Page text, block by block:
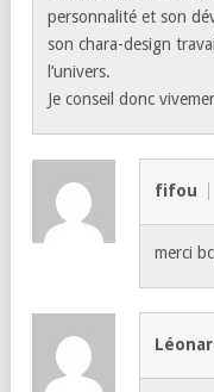
personnalité et son
son chara-design
l’univers.
Je conseil donc
fifou
merci